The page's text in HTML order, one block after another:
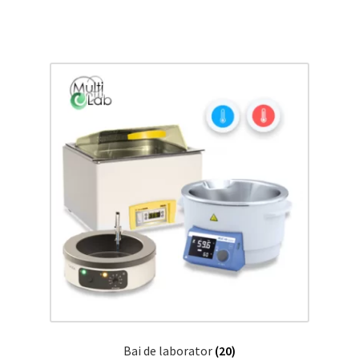
Bai de laborator (20)